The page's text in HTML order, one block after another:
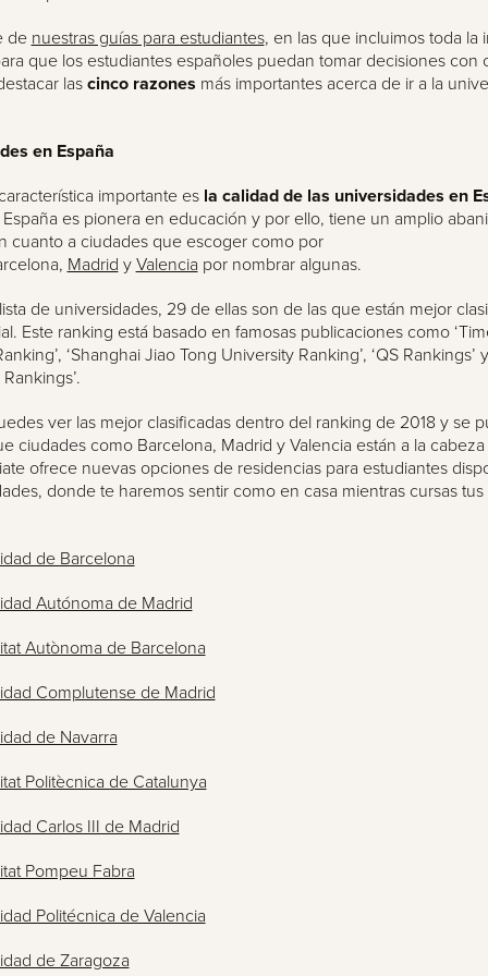
de nuestras guías para estudiantes, en las que incluimos toda la
que los estudiantes españoles puedan tomar decisiones con
las cinco razones más importantes acerca de ir a la
en España
importante es la calidad de las universidades en
es pionera en educación y por ello, tiene un amplio
cuanto a ciudades que escoger como por
Madrid y Valencia por nombrar algunas.
de universidades, 29 de ellas son de las que están mejor
Este ranking está basado en famosas publicaciones como
‘Shanghai Jiao Tong University Ranking’, ‘QS Rankings’
ver las mejor clasificadas dentro del ranking de 2018 y se
ciudades como Barcelona, Madrid y Valencia están a la
ofrece nuevas opciones de residencias para estudiantes
donde te haremos sentir como en casa mientras cursas
de Barcelona
Autónoma de Madrid
Autònoma de Barcelona
Complutense de Madrid
de Navarra
Politècnica de Catalunya
Carlos III de Madrid
Pompeu Fabra
Politécnica de Valencia
de Zaragoza